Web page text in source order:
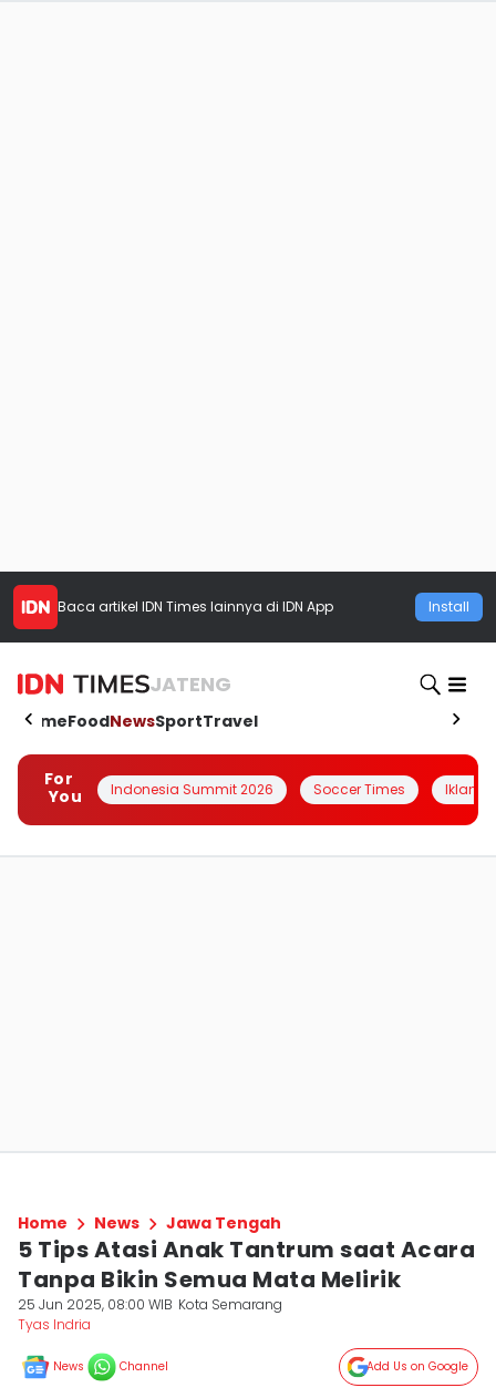
Baca artikel IDN Times lainnya di IDN App Install
JATENG
HomeFoodNewsSportTravel
For
You
Indonesia Summit 2026 Soccer Times Iklanin
Home News Jawa Tengah
5 Tips Atasi Anak Tantrum saat Acara
Tanpa Bikin Semua Mata Melirik
25 Jun 2025, 08:00 WIB Kota Semarang
Tyas Indria
News Channel Add Us on Google